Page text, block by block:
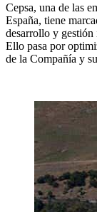
Cepsa, una de las
España, tiene
desarrollo y gestión
Ello pasa por
de la Compañía y